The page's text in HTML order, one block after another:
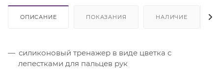
ОПИСАНИЕ ПОКАЗАНИЯ НАЛИЧИЕ
силиконовый тренажер в виде цветка с
лепестками для пальцев рук